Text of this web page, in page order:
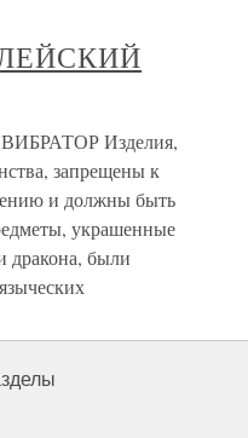
Изделия,
запрещены к
и должны быть
украшенные
дракона, были